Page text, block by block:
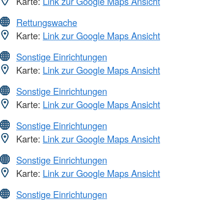
Rettungswache
Karte: Link zur Google Maps Ansicht
Sonstige Einrichtungen
Karte: Link zur Google Maps Ansicht
Sonstige Einrichtungen
Karte: Link zur Google Maps Ansicht
Sonstige Einrichtungen
Karte: Link zur Google Maps Ansicht
Sonstige Einrichtungen
Karte: Link zur Google Maps Ansicht
Sonstige Einrichtungen